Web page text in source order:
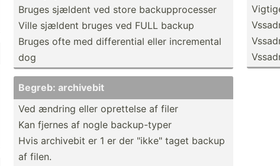
Bruges sjældent ved store backup­pro­cesser
Ville sjældent bruges ved FULL backup
Bruges ofte med differ­ential eller increm­ental
dog
Begreb: archivebit
Ved ændring eller oprettelse af filer
Kan fjernes af nogle backup­-typer
Hvis archivebit er 1 er der "­ikk­e" taget backup
af filen.